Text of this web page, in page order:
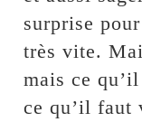
surprise
très vite.
mais ce
ce qu’il faut